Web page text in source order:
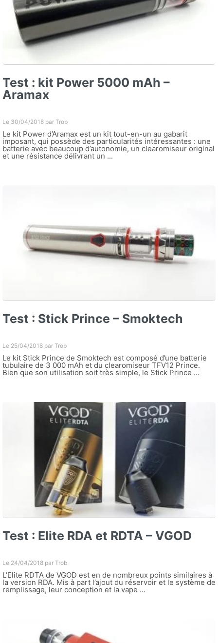
Test : kit Power 5000 mAh –
Aramax
Le 30/04/2018 par Trob
Le kit Power d’Aramax est un kit tout-en-un au gabarit
imposant, qui possède des particularités intéressantes : une
batterie avec beaucoup d’autonomie, un clearomiseur original
et une résistance délivrant un ...
Test : Stick Prince – Smoktech
Le 25/04/2018 par Trob
Le kit Stick Prince de Smoktech est composé d’une batterie
tubulaire de 3 000 mAh et du clearomiseur TFV12 Prince.
Bien que son utilisation soit très simple, le Stick Prince ...
Test : Elite RDA et RDTA – VGOD
Le 24/04/2018 par Trob
L’Elite RDTA de VGOD est en de nombreux points similaires à
la version RDA. Mis à part l’ajout du réservoir et le système de
remplissage, leur conception et la vape ...